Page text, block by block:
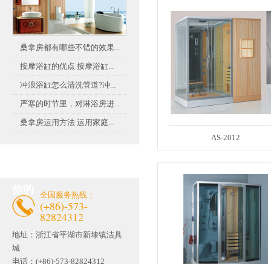
AS-2012
桑拿房都有哪些不错的效果...
按摩浴缸的优点 按摩浴缸...
冲浪浴缸怎么清洗管道?冲...
严寒的时节里，对淋浴房进...
桑拿房运用方法 运用家庭...
全国服务热线：
(+86)-573-
82824312
地址： 浙江省平湖市新埭镇洁具
城
电话：(+86)-573-82824312